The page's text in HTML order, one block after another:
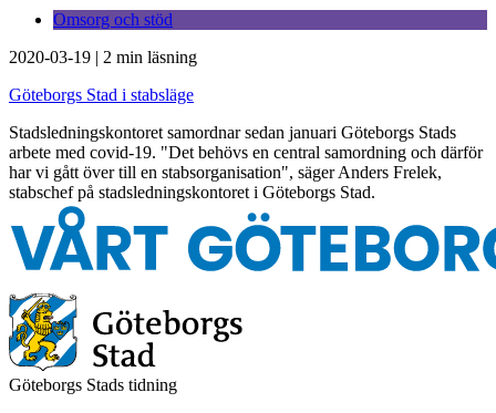
Omsorg och stöd
2020-03-19 | 2 min läsning
Göteborgs Stad i stabsläge
Stadsledningskontoret samordnar sedan januari Göteborgs Stads
arbete med covid-19. "Det behövs en central samordning och därför
har vi gått över till en stabsorganisation", säger Anders Frelek,
stabschef på stadsledningskontoret i Göteborgs Stad.
Göteborgs Stads tidning